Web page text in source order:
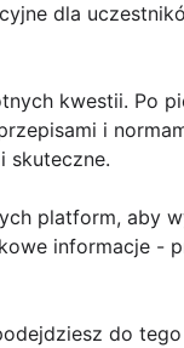
dla
kwestii. Po
i
skuteczne.
platform, aby
informacje -
do